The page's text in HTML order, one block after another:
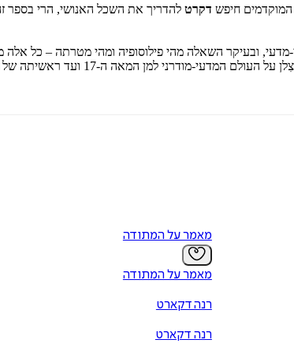
המוקדמים חיפש דקרט להדריך את השכל האנושי, הרי בספר
ובעיקר השאלה מהי פילוסופיה ומהי מטרתה – כל אלה
למן המאה ה-17 ועד ראשיתה של המאה ה-21.
מאמר על המתודה
מאמר על המתודה
רנה דקארט
רנה דקארט